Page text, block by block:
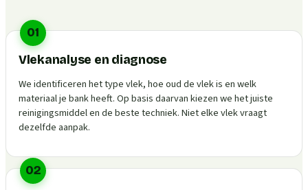
01
Vlekanalyse en diagnose
We identificeren het type vlek, hoe oud de vlek is en welk
materiaal je bank heeft. Op basis daarvan kiezen we het juiste
reinigingsmiddel en de beste techniek. Niet elke vlek vraagt
dezelfde aanpak.
02